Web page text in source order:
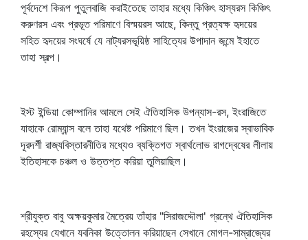
পূর্বদেশে কিরূপ পুতুলবাজি করাইতেছে তাহার মধ্যে কিঞ্চিৎ হাস্যরস কিঞ্চিৎ
করুণরস এবং প্রভূত পরিমাণে বিস্ময়রস আছে, কিন্তু প্রত্যক্ষ হৃদয়ের
সহিত হৃদয়ের সংঘর্ষে যে নাট্যরসভূয়িষ্ঠ সাহিত্যের উপাদান জন্মে ইহাতে
তাহা স্বল্প।
ইস্ট ইন্ডিয়া কোম্পানির আমলে সেই ঐতিহাসিক উপন্যাস-রস, ইংরাজিতে
যাহাকে রোম্যান্স বলে তাহা যথেষ্ট পরিমাণে ছিল। তখন ইংরাজের স্বাভাবিক
দূরদর্শী রাজ্যবিস্তারনীতির মধ্যেও ব্যক্তিগত স্বার্থলোভ রাগদ্বেষের লীলায়
ইতিহাসকে চঞ্চল ও উত্তপ্ত করিয়া তুলিয়াছিল।
শ্রীযুক্ত বাবু অক্ষয়কুমার মৈত্রেয় তাঁহার "সিরাজদ্দৌলা' গ্রন্থে ঐতিহাসিক
রহস্যের যেখানে যবনিকা উত্তোলন করিয়াছেন সেখানে মোগল-সাম্রাজ্যের